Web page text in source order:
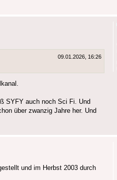
09.01.2026, 16:26
SYFY auch noch Sci Fi. Und
über zwanzig Jahre her. Und
und im Herbst 2003 durch